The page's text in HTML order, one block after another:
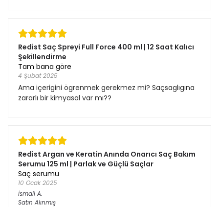
Redist Saç Spreyi Full Force 400 ml | 12 Saat Kalıcı
Şekillendirme
Tam bana göre
4 Şubat 2025
Ama içerigini ögrenmek gerekmez mi? Saçsaglıgına
zararlı bir kimyasal var mı??
Redist Argan ve Keratin Anında Onarıcı Saç Bakım
Serumu 125 ml | Parlak ve Güçlü Saçlar
Saç serumu
10 Ocak 2025
İsmail A.
Satın Alınmış